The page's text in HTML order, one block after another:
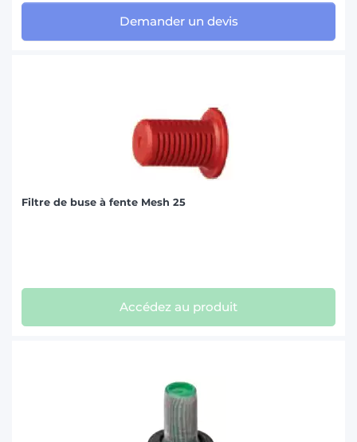
Demander un devis
Filtre de buse à fente Mesh 25
Accédez au produit